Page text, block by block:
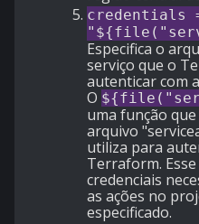
credentials
Especifica o
serviço que o
autenticar com a
O
uma função
arquivo
utiliza para
Terraform.
credenciais
as ações no
especificado.